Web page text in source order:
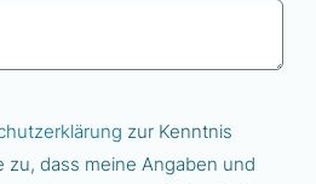
zur Kenntnis
zu, dass meine Angaben und